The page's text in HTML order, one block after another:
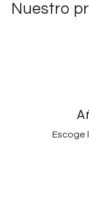
Nuestro
Escoge